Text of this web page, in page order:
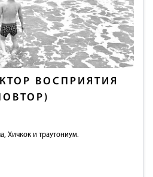
ВОСПРИЯТИЯ
Хичкок и траутониум.